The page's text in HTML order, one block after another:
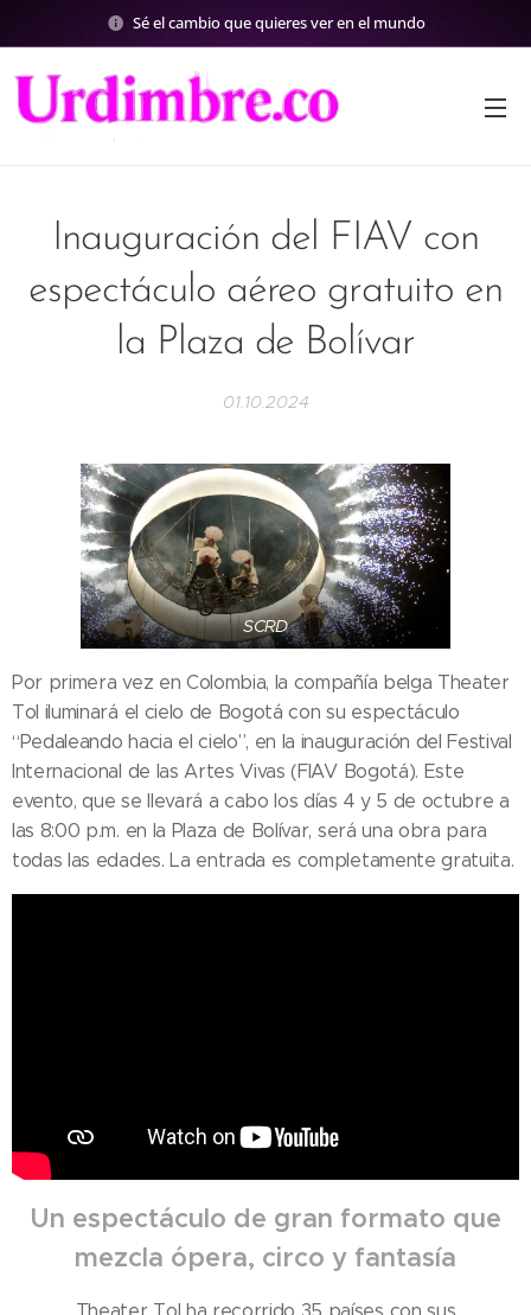
Sé el cambio que quieres ver en el mundo
Inauguración del FIAV con
espectáculo aéreo gratuito en
la Plaza de Bolívar
01.10.2024
SCRD
Por primera vez en Colombia, la compañía belga Theater
Tol iluminará el cielo de Bogotá con su espectáculo
“Pedaleando hacia el cielo”, en la inauguración del Festival
Internacional de las Artes Vivas (FIAV Bogotá). Este
evento, que se llevará a cabo los días 4 y 5 de octubre a
las 8:00 p.m. en la Plaza de Bolívar, será una obra para
todas las edades. La entrada es completamente gratuita.
Un espectáculo de gran formato que
mezcla ópera, circo y fantasía